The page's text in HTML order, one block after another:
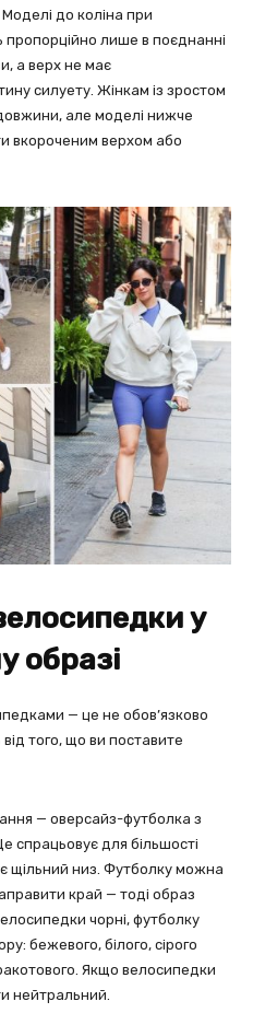
до коліна при
пропорційно лише в поєднанні
а верх не має
силуету. Жінкам із зростом
але моделі нижче
вкороченим верхом або
у
образі
— це не обов’язково
того, що ви поставите
— оверсайз-футболка з
спрацьовує для більшості
щільний низ. Футболку можна
край — тоді образ
чорні, футболку
бежевого, білого, сірого
Якщо велосипедки
нейтральний.